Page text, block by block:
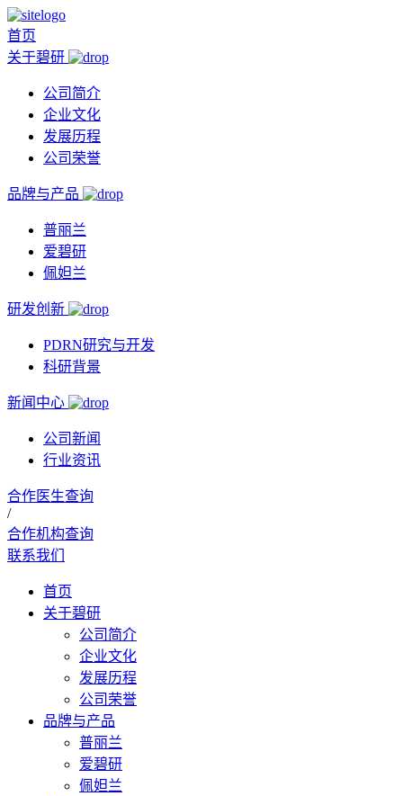
首页
关于碧研
公司简介
企业文化
发展历程
公司荣誉
品牌与产品
普丽兰
爱碧研
佩妲兰
研发创新
PDRN研究与开发
科研背景
新闻中心
公司新闻
行业资讯
合作医生查询
/
合作机构查询
联系我们
首页
关于碧研
公司简介
企业文化
发展历程
公司荣誉
品牌与产品
普丽兰
爱碧研
佩妲兰